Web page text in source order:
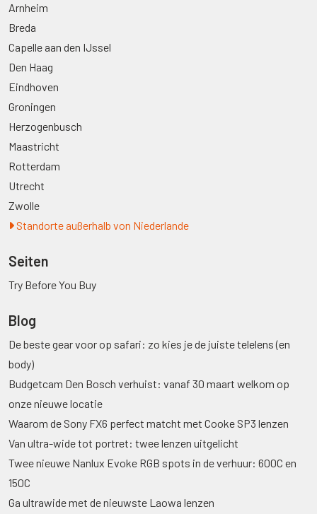
Arnheim
Breda
Capelle aan den IJssel
Den Haag
Eindhoven
Groningen
Herzogenbusch
Maastricht
Rotterdam
Utrecht
Zwolle
Standorte außerhalb von Niederlande
Seiten
Try Before You Buy
Blog
De beste gear voor op safari: zo kies je de juiste telelens (en
body)
Budgetcam Den Bosch verhuist: vanaf 30 maart welkom op
onze nieuwe locatie
Waarom de Sony FX6 perfect matcht met Cooke SP3 lenzen
Van ultra-wide tot portret: twee lenzen uitgelicht
Twee nieuwe Nanlux Evoke RGB spots in de verhuur: 600C en
150C
Ga ultrawide met de nieuwste Laowa lenzen